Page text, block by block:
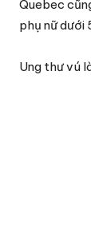
Quebec
phụ nữ dưới
Ung thư vú